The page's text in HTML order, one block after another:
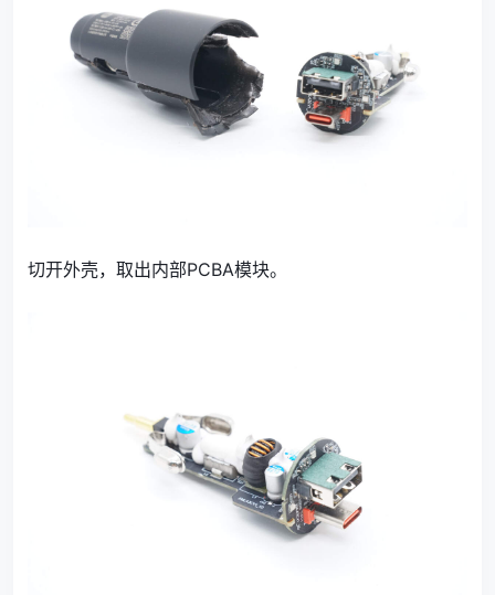
切开外壳，取出内部PCBA模块。